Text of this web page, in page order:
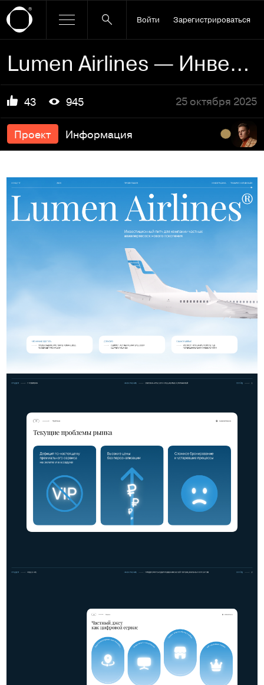
Войти Зарегистрироваться
Lumen Airlines — Инвестиционный питч
43 945 25 октября 2025
Проект Информация